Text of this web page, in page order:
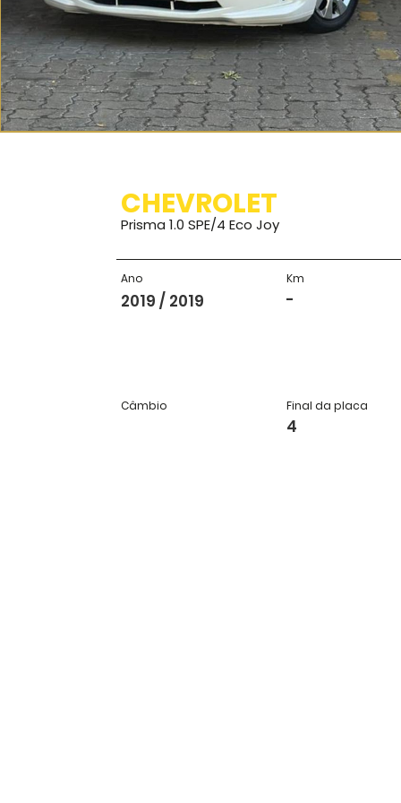
CHEVROLET
Prisma 1.0 SPE/4 Eco Joy
Ano
2019 / 2019
Km
-
Câmbio Final da placa
4